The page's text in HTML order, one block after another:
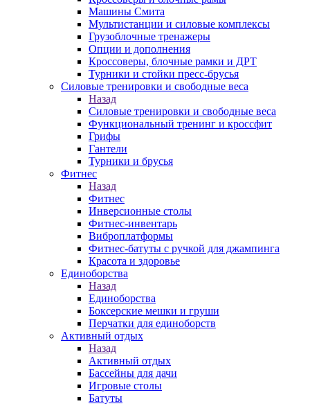
Машины Смита
Мультистанции и силовые комплексы
Грузоблочные тренажеры
Опции и дополнения
Кроссоверы, блочные рамки и ДРТ
Турники и стойки пресс-брусья
Силовые тренировки и свободные веса
Назад
Силовые тренировки и свободные веса
Функциональный тренинг и кроссфит
Грифы
Гантели
Турники и брусья
Фитнес
Назад
Фитнес
Инверсионные столы
Фитнес-инвентарь
Виброплатформы
Фитнес-батуты с ручкой для джампинга
Красота и здоровье
Единоборства
Назад
Единоборства
Боксерские мешки и груши
Перчатки для единоборств
Активный отдых
Назад
Активный отдых
Бассейны для дачи
Игровые столы
Батуты